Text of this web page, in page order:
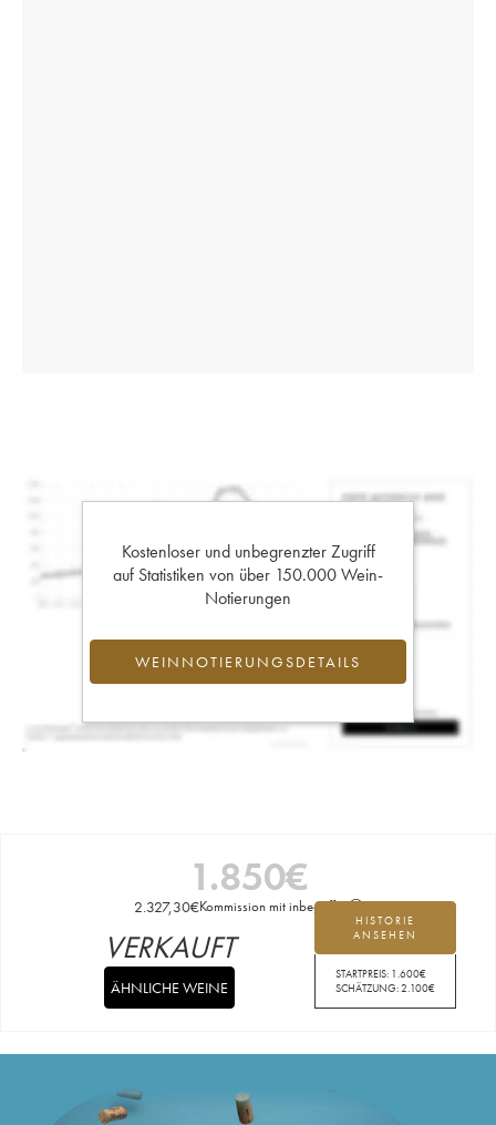
Kostenloser und unbegrenzter Zugriff
auf Statistiken von über 150.000 Wein-
Notierungen
WEINNOTIERUNGSDETAILS
1.850€
2.327,30€Kommission mit inbegriffen
HISTORIE
ANSEHEN
STARTPREIS: 1.600€
SCHÄTZUNG:2.100€
VERKAUFT
ÄHNLICHE WEINE